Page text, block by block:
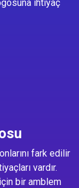
ihtiyaç
fark edilir
vardır.
bir amblem